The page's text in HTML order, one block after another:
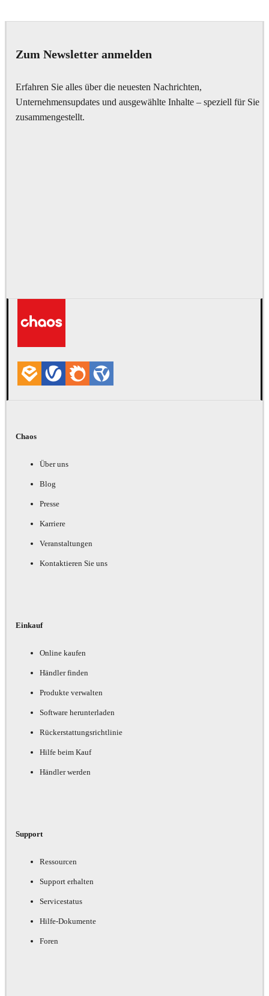
Zum Newsletter anmelden
Erfahren Sie alles über die neuesten Nachrichten,
Unternehmensupdates und ausgewählte Inhalte – speziell für Sie
zusammengestellt.
Chaos
Über uns
Blog
Presse
Karriere
Veranstaltungen
Kontaktieren Sie uns
Einkauf
Online kaufen
Händler finden
Produkte verwalten
Software herunterladen
Rückerstattungsrichtlinie
Hilfe beim Kauf
Händler werden
Support
Ressourcen
Support erhalten
Servicestatus
Hilfe-Dokumente
Foren